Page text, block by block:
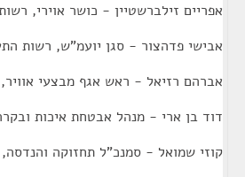
אפריים זילברשטיין - כושר אוירי,
אבישי פדהצור - סגן יועמ"ש, רשות
אברהם רזיאל - ראש אגף מבצעי אוויר,
דוד בן ארי - מנהל אבטחת איכות
קוזי שמואל - סמנכ"ל תחזוקה